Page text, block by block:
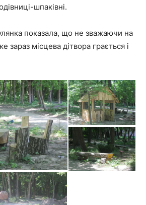
шпаківні.
показала, що не зважаючи на
зараз місцева дітвора грається і